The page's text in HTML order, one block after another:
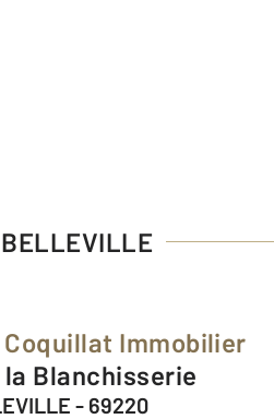
Coquillat Immobilier
la Blanchisserie
- 69220